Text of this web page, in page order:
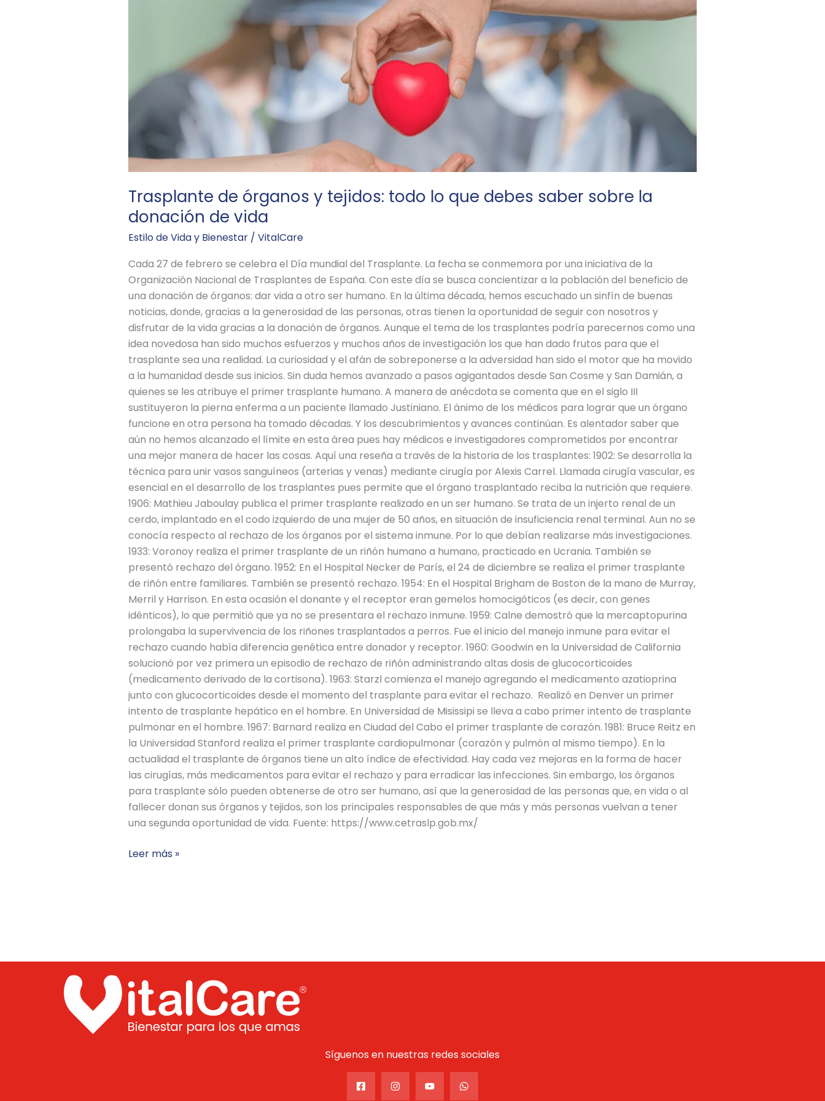
Trasplante de órganos y tejidos: todo lo que debes saber sobre la
donación de vida
Estilo de Vida y Bienestar/ VitalCare
Cada 27 de febrero se celebra el Día mundial del Trasplante. La fecha se conmemora por una iniciativa de la
Organización Nacional de Trasplantes de España. Con este día se busca concientizar a la población del beneficio de
una donación de órganos: dar vida a otro ser humano. En la última década, hemos escuchado un sinfín de buenas
noticias, donde, gracias a la generosidad de las personas, otras tienen la oportunidad de seguir con nosotros y
disfrutar de la vida gracias a la donación de órganos. Aunque el tema de los trasplantes podría parecernos como una
idea novedosa han sido muchos esfuerzos y muchos años de investigación los que han dado frutos para que el
trasplante sea una realidad. La curiosidad y el afán de sobreponerse a la adversidad han sido el motor que ha movido
a la humanidad desde sus inicios. Sin duda hemos avanzado a pasos agigantados desde San Cosme y San Damián, a
quienes se les atribuye el primer trasplante humano. A manera de anécdota se comenta que en el siglo III
sustituyeron la pierna enferma a un paciente llamado Justiniano. El ánimo de los médicos para lograr que un órgano
funcione en otra persona ha tomado décadas. Y los descubrimientos y avances continúan. Es alentador saber que
aún no hemos alcanzado el límite en esta área pues hay médicos e investigadores comprometidos por encontrar
una mejor manera de hacer las cosas. Aquí una reseña a través de la historia de los trasplantes: 1902: Se desarrolla la
técnica para unir vasos sanguíneos (arterias y venas) mediante cirugía por Alexis Carrel. Llamada cirugía vascular, es
esencial en el desarrollo de los trasplantes pues permite que el órgano trasplantado reciba la nutrición que requiere.
1906: Mathieu Jaboulay publica el primer trasplante realizado en un ser humano. Se trata de un injerto renal de un
cerdo, implantado en el codo izquierdo de una mujer de 50 años, en situación de insuficiencia renal terminal. Aun no se
conocía respecto al rechazo de los órganos por el sistema inmune. Por lo que debían realizarse más investigaciones.
1933: Voronoy realiza el primer trasplante de un riñón humano a humano, practicado en Ucrania. También se
presentó rechazo del órgano. 1952: En el Hospital Necker de París, el 24 de diciembre se realiza el primer trasplante
de riñón entre familiares. También se presentó rechazo. 1954: En el Hospital Brigham de Boston de la mano de Murray,
Merril y Harrison. En esta ocasión el donante y el receptor eran gemelos homocigóticos (es decir, con genes
idénticos), lo que permitió que ya no se presentara el rechazo inmune. 1959: Calne demostró que la mercaptopurina
prolongaba la supervivencia de los riñones trasplantados a perros. Fue el inicio del manejo inmune para evitar el
rechazo cuando había diferencia genética entre donador y receptor. 1960: Goodwin en la Universidad de California
solucionó por vez primera un episodio de rechazo de riñón administrando altas dosis de glucocorticoides
(medicamento derivado de la cortisona). 1963: Starzl comienza el manejo agregando el medicamento azatioprina
junto con glucocorticoides desde el momento del trasplante para evitar el rechazo. Realizó en Denver un primer
intento de trasplante hepático en el hombre. En Universidad de Misissipi se lleva a cabo primer intento de trasplante
pulmonar en el hombre. 1967: Barnard realiza en Ciudad del Cabo el primer trasplante de corazón. 1981: Bruce Reitz en
la Universidad Stanford realiza el primer trasplante cardiopulmonar (corazón y pulmón al mismo tiempo). En la
actualidad el trasplante de órganos tiene un alto índice de efectividad. Hay cada vez mejoras en la forma de hacer
las cirugías, más medicamentos para evitar el rechazo y para erradicar las infecciones. Sin embargo, los órganos
para trasplante sólo pueden obtenerse de otro ser humano, así que la generosidad de las personas que, en vida o al
fallecer donan sus órganos y tejidos, son los principales responsables de que más y más personas vuelvan a tener
una segunda oportunidad de vida. Fuente: https://www.cetraslp.gob.mx/
debes
saber
donación
de
Leer más »
Síguenos en nuestras redes sociales